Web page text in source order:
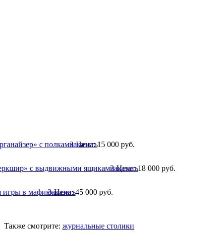
с полками Цена:15 000 руб.
Заказать
с выдвижными ящиками Цена:18 000 руб.
Заказать
игры в мафию Цена:45 000 руб.
Заказать
Также смотрите: журнальные столики